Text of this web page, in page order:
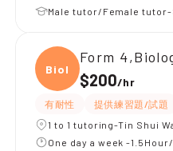
Male tutor/Female
Biolo
Form
$200/hr
有耐性 提供練習題/試題
1 to 1 tutoring-Tin Shui
One day a week -